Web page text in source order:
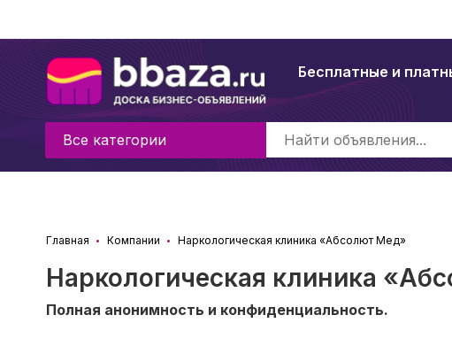
Бесплатные и
Все категории
Главная Компании Наркологическая клиника «Абсолют Мед»
Наркологическая клиника
Полная анонимность и конфиденциальность.